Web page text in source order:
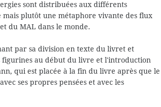
sont distribuées aux différents
plutôt une métaphore vivante des flux
du MAL dans le monde.
par sa division en texte du livret et
figurines au début du livre et l'introduction
qui est placée à la fin du livre après que le
ses propres pensées et avec les